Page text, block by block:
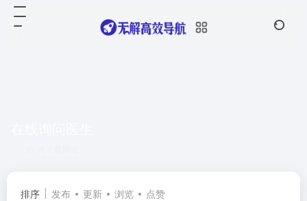
排序 发布 更新 浏览 点赞